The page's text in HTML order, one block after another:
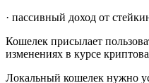
· пассивный доход от
Кошелек присылает
изменениях в курсе
Локальный кошелек нужно